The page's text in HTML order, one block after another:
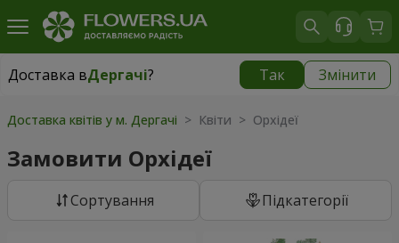
Доставка вДергачі? Так Змінити
Доставка вДергачі|
Доставка квітів у м. Дергачі > Квіти > Орхідеї
Замовити Орхідеї
Сортування Підкатегорії